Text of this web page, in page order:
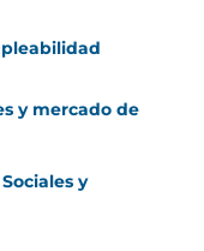
y mercado de
y